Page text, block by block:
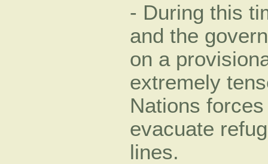
- During this
and the
on a
extremely
Nations
evacuate
lines.